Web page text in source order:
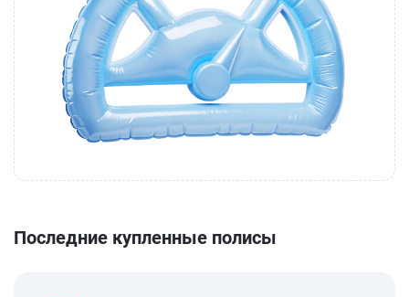
Последние купленные полисы